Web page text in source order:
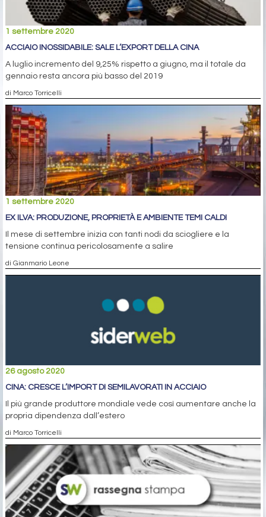
1 settembre 2020
ACCIAIO INOSSIDABILE: SALE L’EXPORT DELLA CINA
A luglio incremento del 9,25% rispetto a giugno, ma il totale da
gennaio resta ancora più basso del 2019
di Marco Torricelli
1 settembre 2020
EX ILVA: PRODUZIONE, PROPRIETÀ E AMBIENTE TEMI CALDI
Il mese di settembre inizia con tanti nodi da sciogliere e la
tensione continua pericolosamente a salire
di Gianmario Leone
26 agosto 2020
CINA: CRESCE L’IMPORT DI SEMILAVORATI IN ACCIAIO
Il più grande produttore mondiale vede così aumentare anche la
propria dipendenza dall’estero
di Marco Torricelli